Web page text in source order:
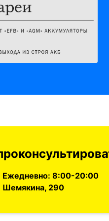
Ежедневно: 8:00-20:00
Шемякина, 290